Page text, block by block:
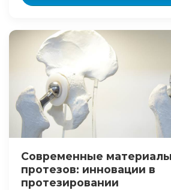
Современные
протезов: инновации в
протезировании